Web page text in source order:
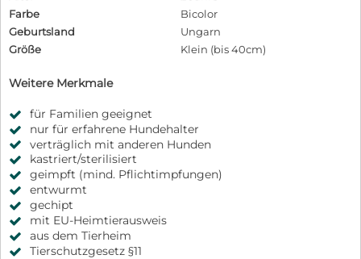
Farbe
Bicolor
Geburtsland
Ungarn
Größe
Klein (bis 40cm)
Weitere Merkmale
für Familien geeignet
nur für erfahrene Hundehalter
verträglich mit anderen Hunden
kastriert/sterilisiert
geimpft (mind. Pflichtimpfungen)
entwurmt
gechipt
mit EU-Heimtierausweis
aus dem Tierheim
Tierschutzgesetz §11